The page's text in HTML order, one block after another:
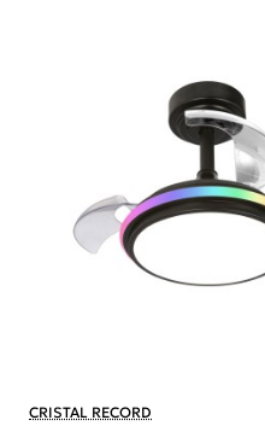
-11%
CRISTAL RECORD